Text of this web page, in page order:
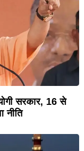
सरकार, 16 से
नीति